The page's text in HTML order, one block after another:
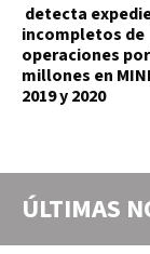
detecta
incompletos de
operaciones por
millones en
2019 y 2020
ÚLTIMAS